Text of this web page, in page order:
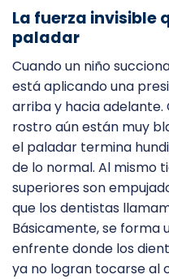
La fuerza invisible
paladar
Cuando un niño
está aplicando una
arriba y hacia adelante.
rostro aún están muy
el paladar termina
de lo normal. Al mismo
superiores son
que los dentistas
Básicamente, se forma
enfrente donde los
ya no logran tocarse al